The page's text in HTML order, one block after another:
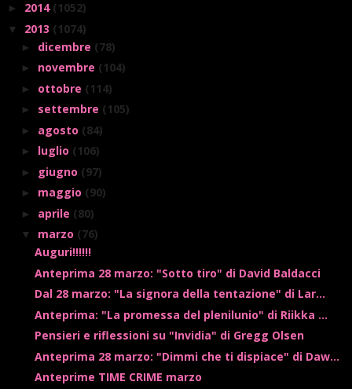
► 2014 (1052)
▼ 2013 (1074)
► dicembre (78)
► novembre (104)
► ottobre (114)
► settembre (105)
► agosto (84)
► luglio (106)
► giugno (97)
► maggio (90)
► aprile (80)
▼ marzo (76)
Auguri!!!!!!
Anteprima 28 marzo: "Sotto tiro" di David Baldacci
Dal 28 marzo: "La signora della tentazione" di Lar...
Anteprima: "La promessa del plenilunio" di Riikka ...
Pensieri e riflessioni su "Invidia" di Gregg Olsen
Anteprima 28 marzo: "Dimmi che ti dispiace" di Daw...
Anteprime TIME CRIME marzo